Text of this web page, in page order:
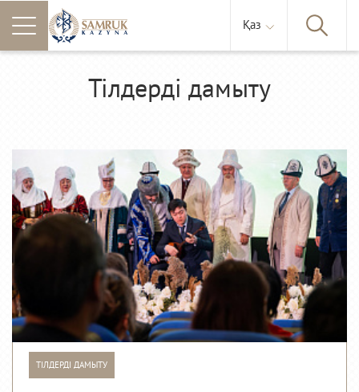
Қаз
Тілдерді дамыту
ТІЛДЕРДІ ДАМЫТУ